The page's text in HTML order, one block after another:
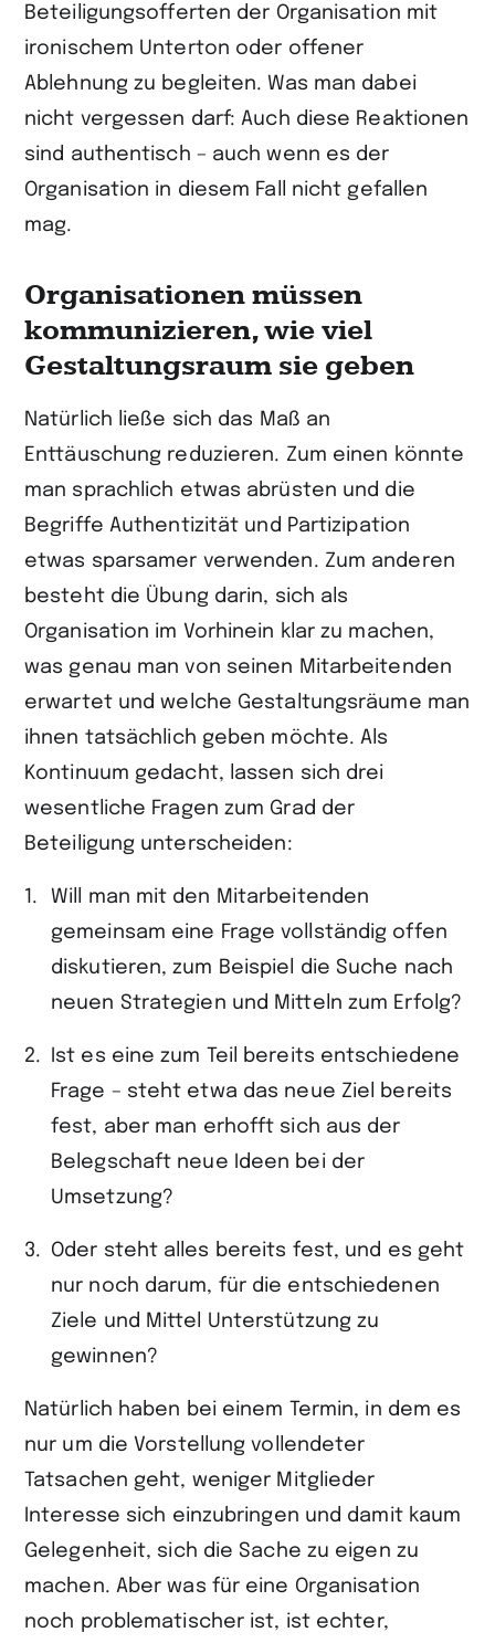
Beteiligungsofferten der Organisation mit
ironischem Unterton oder offener
Ablehnung zu begleiten. Was man dabei
nicht vergessen darf: Auch diese Reaktionen
sind authentisch – auch wenn es der
Organisation in diesem Fall nicht gefallen
mag.
Organisationen müssen
kommunizieren, wie viel
Gestaltungsraum sie geben
Natürlich ließe sich das Maß an
Enttäuschung reduzieren. Zum einen könnte
man sprachlich etwas abrüsten und die
Begriffe Authentizität und Partizipation
etwas sparsamer verwenden. Zum anderen
besteht die Übung darin, sich als
Organisation im Vorhinein klar zu machen,
was genau man von seinen Mitarbei­tenden
erwartet und welche Gestaltungsräume man
ihnen tatsächlich geben möchte. Als
Kontinuum gedacht, lassen sich drei
wesentliche Fragen zum Grad der
Beteiligung unterscheiden:
Will man mit den Mitarbeitenden
gemeinsam eine Frage vollständig offen
diskutieren, zum Beispiel die Suche nach
neuen Strategien und Mitteln zum Erfolg?
Ist es eine zum Teil bereits entschiedene
Frage – steht etwa das neue Ziel bereits
fest, aber man erhofft sich aus der
Belegschaft neue Ideen bei der
Umsetzung?
Oder steht alles bereits fest, und es geht
nur noch darum, für die entschiedenen
Ziele und Mittel Unterstützung zu
gewinnen?
Natürlich haben bei einem Termin, in dem es
nur um die Vorstellung vollendeter
Tatsachen geht, weniger Mitglieder
Interesse sich einzubringen und damit kaum
Gelegenheit, sich die Sache zu eigen zu
machen. Aber was für eine Organisation
noch problematischer ist, ist echter,